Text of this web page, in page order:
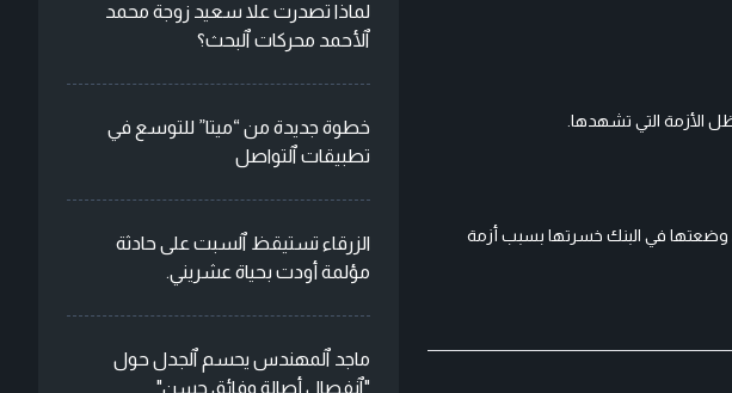
الأزمة التي تشهدها.
وضعتها في البنك خسرتها بسبب أزمة
لماذا تصدرت علا سعيد زوجة محمد
ٱلأحمد محركات ٱلبحث؟
خطوة جديدة من “ميتا” للتوسع في
تطبيقات ٱلتواصل
الزرقاء تستيقظ ٱلسبت على حادثة
مؤلمة أودت بحياة عشريني.
ماجد ٱلمهندس يحسم ٱلجدل حول
"ٱنفصال أصالة وفائق حسن"